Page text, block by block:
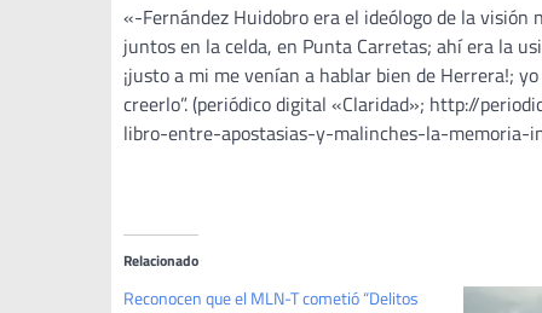
«-Fernández Huidobro era el ideólogo de la
juntos en la celda, en Punta Carretas; ahí era la
¡justo a mi me venían a hablar bien de Herrera!;
creerlo”. (periódico digital «Claridad»; http://
libro-entre-apostasias-y-malinches-la-
Relacionado
Reconocen que el MLN-T cometió “Delitos